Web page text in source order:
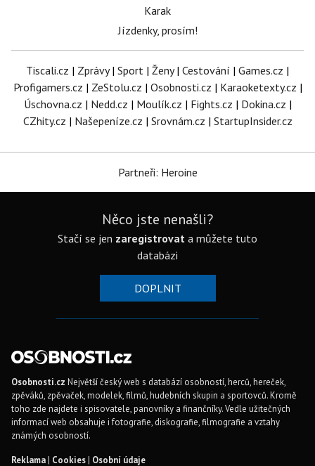
Karak
Jízdenky, prosím!
Tiscali.cz | Zprávy| Sport | Ženy| Cestování | Games.cz |
Profigamers.cz | ZeStolu.cz | Osobnosti.cz | Karaoketexty.cz |
Úschovna.cz | Nedd.cz | Moulík.cz | Fights.cz | Dokina.cz |
CZhity.cz | Našepeníze.cz | Srovnám.cz | StartupInsider.cz
Partneři: Heroine
Něco jste nenašli?
Stačí se jen zaregistrovat a můžete tuto
databázi
DOPLNIT
Osobnosti.cz Největší český web s databází osobností, herců, hereček,
zpěváků, zpěvaček, modelek, filmů, hudebních skupin a sportovců. Kromě
toho zde najdete i spisovatele, panovníky a finančníky. Vedle užitečných
informací web obsahuje i fotografie, diskografie, filmografie a vztahy
známých osobností.
Reklama| Cookies| Osobní údaje